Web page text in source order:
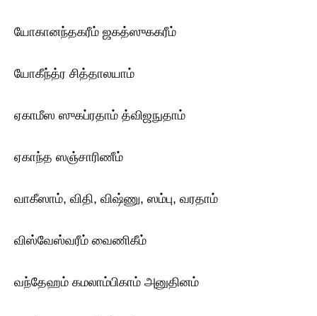
யோகானந்தகரீம் ஜகத்ஸுககரீம்
யோகீந்த்ர சித்தாலயாம்
ஏகாமீஸ ஸுகப்ரதாம் த்விஜநுதாம்
ஏகாந்த ஸஞ்சாரிணீம்
வாகீஸாம், விதி, விஷ்ணு, ஸம்பு, வரதாம்
விஸ்வேஸ்வரீம் வைணிகீம்
வந்தேஹம் கமலாம்பிகாம் அனுதினம்